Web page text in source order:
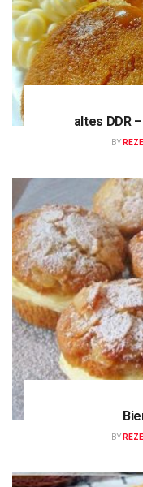
altes DDR
BY
BY